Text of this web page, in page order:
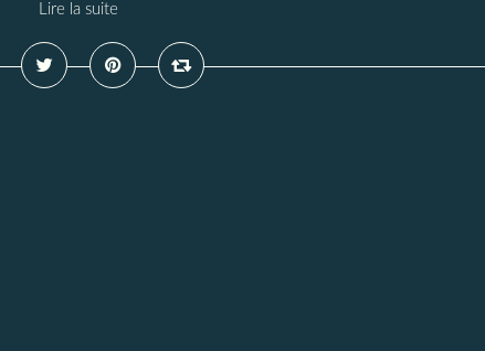
Lire la suite